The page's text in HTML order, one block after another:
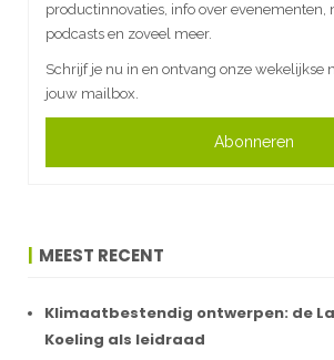
productinnovaties, info over evenementen,
podcasts en zoveel meer.
Schrijf je nu in en ontvang onze wekelijkse
jouw mailbox.
Abonneren
MEEST RECENT
Klimaatbestendig ontwerpen: de
Koeling als leidraad